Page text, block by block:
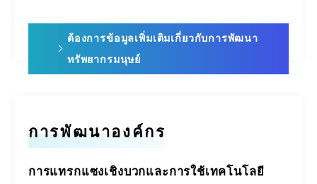
ต้องการข้อมูลเพิ่มเติมเกี่ยวกับการพัฒนา
ทรัพยากรมนุษย์
การพัฒนาองค์กร
การแทรกแซงเชิงบวกและการใช้เทคโนโลยี